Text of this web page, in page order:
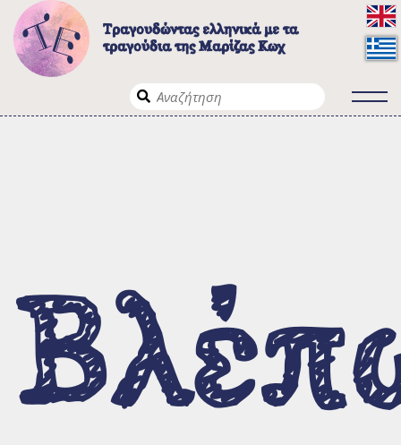
Τραγουδώντας ελληνικά με τα
τραγούδια της Μαρίζας Κωχ
Τρόποι πλοήγησης
Τα τραγούδια